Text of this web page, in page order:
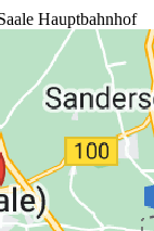
Hauptbahnhof